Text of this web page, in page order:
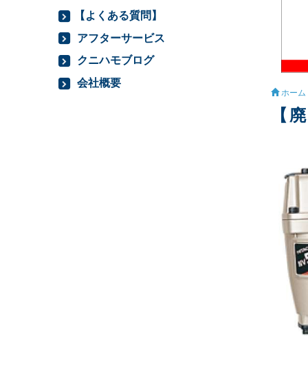
ホーム
【
【よくある質問】
アフターサービス
クニハモブログ
会社概要